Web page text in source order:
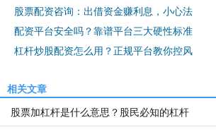
股票配资咨询：出借资金赚利息，小心法
配资平台安全吗？靠谱平台三大硬性标准
杠杆炒股配资怎么用？正规平台教你控风
相关文章
股票加杠杆是什么意思？股民必知的杠杆